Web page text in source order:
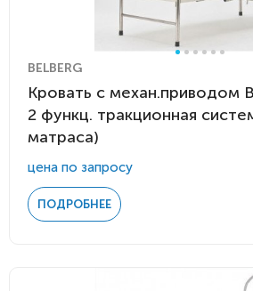
BELBERG
Кровать c механ.приводом
2 функц. тракционная
матраса)
цена по запросу
ПОДРОБНЕЕ